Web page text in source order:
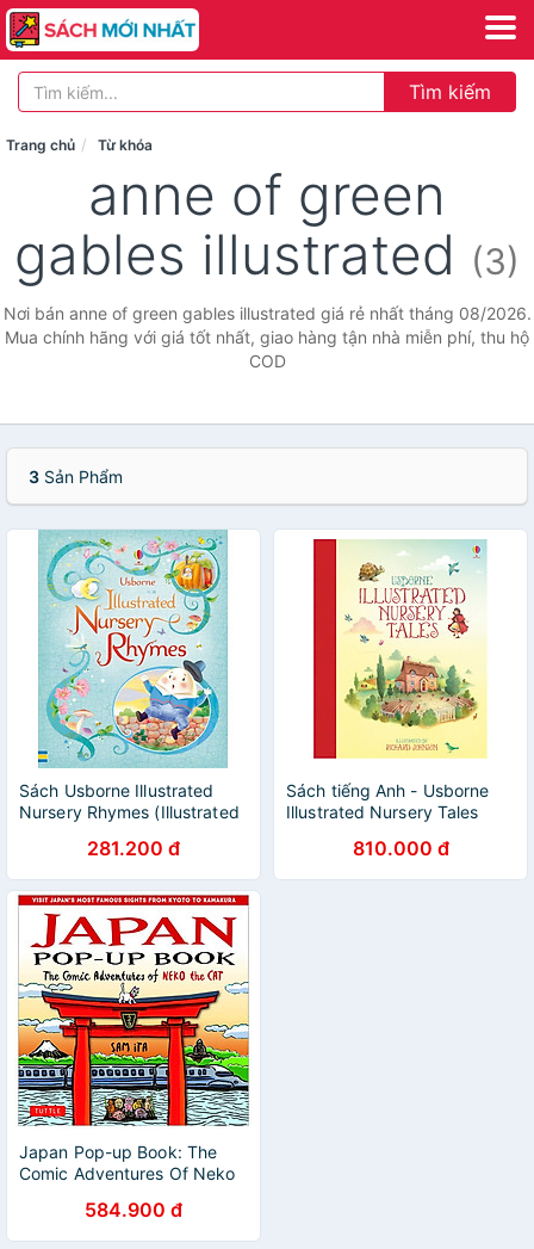
Tìm kiếm
Trang chủ Từ khóa
anne of green
gables illustrated (3)
Nơi bán anne of green gables illustrated giá rẻ nhất tháng 08/2026.
Mua chính hãng với giá tốt nhất, giao hàng tận nhà miễn phí, thu hộ
COD
3 Sản Phẩm
Sách Usborne Illustrated
Nursery Rhymes (Illustrated
281.200 đ
Sách tiếng Anh - Usborne
Illustrated Nursery Tales
810.000 đ
Japan Pop-up Book: The
Comic Adventures Of Neko
Famous Sights From Kyoto
To Kamakura)
584.900 đ